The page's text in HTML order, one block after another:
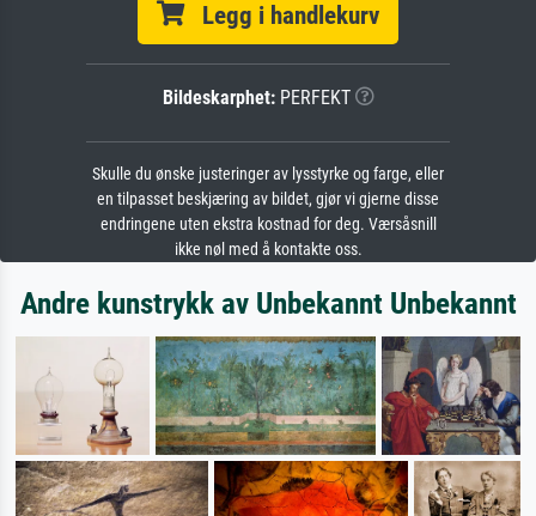
Legg i handlekurv
Bildeskarphet:PERFEKT
Skulle du ønske justeringer av lysstyrke og farge, eller
en tilpasset beskjæring av bildet, gjør vi gjerne disse
endringene uten ekstra kostnad for deg. Værsåsnill
ikke nøl med å kontakte oss.
Andre kunstrykk av Unbekannt Unbekannt